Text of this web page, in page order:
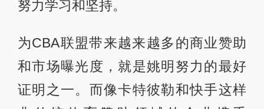
努力学习和坚持。
为CBA联盟带来越来越多的商业赞助
和市场曝光度，就是姚明努力的最好
证明之一。而像卡特彼勒和快手这样